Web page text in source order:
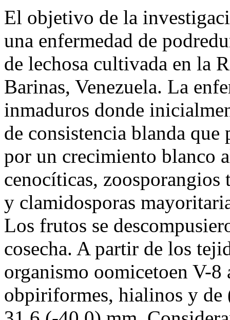
El objetivo de la
una enfermedad de
de lechosa cultivada en la
Barinas, Venezuela. La
inmaduros donde
de consistencia blanda
por un crecimiento blanco
cenocíticas,
y clamidosporas
Los frutos se
cosecha. A partir de los
organismo oomicetoen V-
obpiriformes, hialinos y